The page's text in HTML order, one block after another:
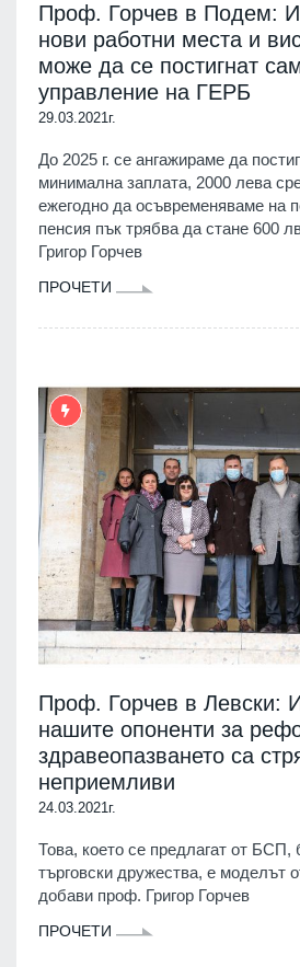
Проф. Горчев в Подем:
нови работни места и
може да се постигнат
управление на ГЕРБ
29.03.2021г.
До 2025 г. се ангажираме да
минимална заплата, 2000 лева
ежегодно да осъвременяваме на
пенсия пък трябва да стане 600
Григор Горчев
ПРОЧЕТИ
Проф. Горчев в Левски:
нашите опоненти за
здравеопазването са
неприемливи
24.03.2021г.
Това, което се предлагат от БСП,
търговски дружества, е моделът
добави проф. Григор Горчев
ПРОЧЕТИ